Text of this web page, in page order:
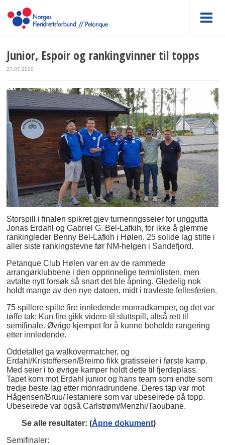
Junior, Espoir og rankingvinner til topps
27.07.2020
Storspill i finalen spikret gjev turneringsseier for unggutta
Jonas Erdahl og Gabriel G. Bel-Lafkih, for ikke å glemme
rankingleder Benny Bel-Lafkih i Hølen. 25 solide lag stilte i
aller siste rankingstevne før NM-helgen i Sandefjord.
Petanque Club Hølen var en av de rammede
arrangørklubbene i den opprinnelige terminlisten, men
avtalte nytt forsøk så snart det ble åpning. Gledelig nok
holdt mange av den nye datoen, midt i travleste fellesferien.
75 spillere spilte fire innledende monradkamper, og det var
tøffe tak: Kun fire gikk videre til sluttspill, altså rett til
semifinale. Øvrige kjempet for å kunne beholde rangering
etter innledende.
Oddetallet ga walkovermatcher, og
Erdahl/Kristoffersen/Breimo fikk gratisseier i første kamp.
Med seier i to øvrige kamper holdt dette til fjerdeplass.
Tapet kom mot Erdahl junior og hans team som endte som
tredje beste lag etter monradrundene. Deres tap var mot
Hågensen/Bruu/Testaniere som var ubeseirede på topp.
Ubeseirede var også Carlstrøm/Menzhi/Taoubane.
Se alle resultater: (Åpne dokument)
Semifinaler: